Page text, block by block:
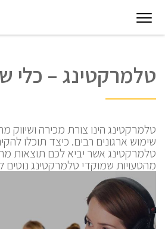
עסקיות מצפן
טלמרקטינג – כלי
טלמרקטינג הינו צורת מכירה ושיווק
שימוש ארגונים רבים. כיצד תוכלו
טלמרקטינג אשר יביא לכם תוצאות
מהטעויות שמוקדי טלמרקטינג נוטים